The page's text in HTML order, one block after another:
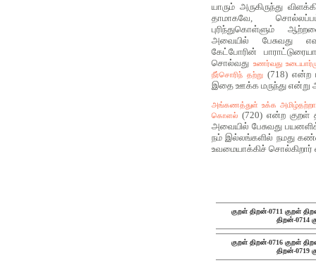
யாரும் அருகிருந்து
தாமாகவே,
புரிந்துகொள்ளும்
அவையில் பேசுவது
கேட்போரின்
சொல்வது உணர்வது
நீர்சொரிந் தற்று (718) என்ற
இதை ஊக்க மருந்து
அங்கணத்துள் உக்க
கொளல் (720) என்ற குறள்
அவையில் பேசுவது
நம் இல்லங்களில் நமது
உவமையாக்கிச் சொல்கிறார்
குறள் திறன்-0711 குறள்
திறன்-0714
குறள் திறன்-0716 குறள்
திறன்-0719